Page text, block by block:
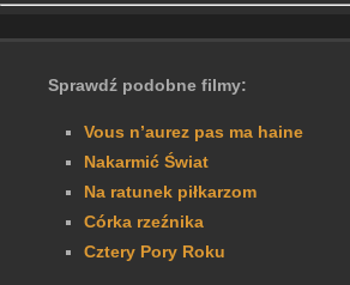
Sprawdź podobne filmy:
Vous n’aurez pas ma haine
Nakarmić Świat
Na ratunek piłkarzom
Córka rzeźnika
Cztery Pory Roku